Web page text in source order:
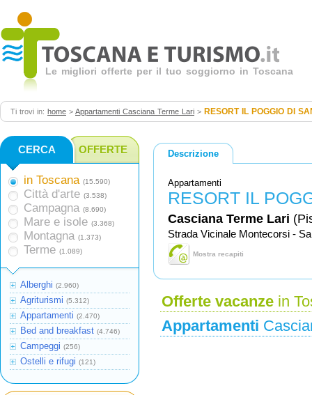
Le migliori offerte per il tuo soggiorno in Toscana
Ti trovi in: home > Appartamenti Casciana Terme Lari > RESORT IL POGGIO DI
Descrizione
Appartamenti
RESORT IL
Casciana Terme Lari
Strada Vicinale Montecorsi -
Mostra recapiti
Offerte vacanze in
Appartamenti
CERCA OFFERTE
in Toscana (15.590)
Città d'arte (3.538)
Campagna (8.690)
Mare e isole (3.368)
Montagna (1.373)
Terme (1.089)
Alberghi (2.960)
Agriturismi (5.312)
Appartamenti (2.470)
Bed and breakfast (4.746)
Campeggi (256)
Ostelli e rifugi (121)